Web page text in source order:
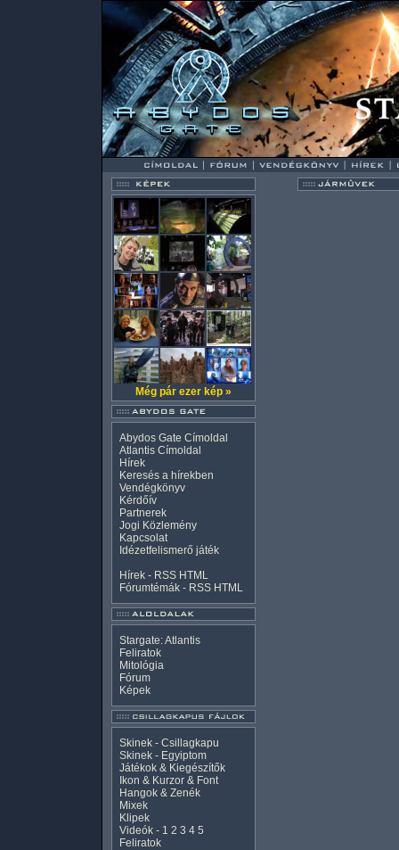
Még pár ezer kép »
Abydos Gate Címoldal
Atlantis Címoldal
Hírek
Keresés a hírekben
Vendégkönyv
Kérdőív
Partnerek
Jogi Közlemény
Kapcsolat
Idézetfelismerő játék
Hírek - RSS HTML
Fórumtémák - RSS HTML
Stargate: Atlantis
Feliratok
Mitológia
Fórum
Képek
Skinek - Csillagkapu
Skinek - Egyiptom
Játékok & Kiegészítők
Ikon & Kurzor & Font
Hangok & Zenék
Mixek
Klipek
Videók- 1 2 3 4 5
Feliratok